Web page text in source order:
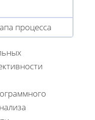
процесса